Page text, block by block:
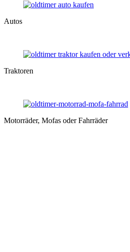
Autos
Traktoren
Motorräder, Mofas oder Fahrräder